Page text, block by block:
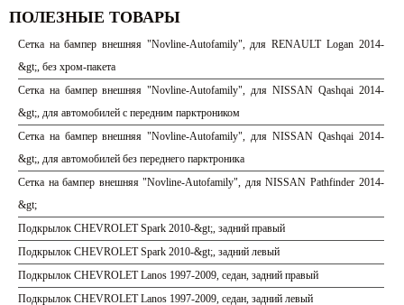
ПОЛЕЗНЫЕ ТОВАРЫ
Сетка на бампер внешняя "Novline-Autofamily", для RENAULT Logan 2014-
&gt;, без хром-пакета
Сетка на бампер внешняя "Novline-Autofamily", для NISSAN Qashqai 2014-
&gt;, для автомобилей с передним парктроником
Сетка на бампер внешняя "Novline-Autofamily", для NISSAN Qashqai 2014-
&gt;, для автомобилей без переднего парктроника
Сетка на бампер внешняя "Novline-Autofamily", для NISSAN Pathfinder 2014-
&gt;
Подкрылок CHEVROLET Spark 2010-&gt;, задний правый
Подкрылок CHEVROLET Spark 2010-&gt;, задний левый
Подкрылок CHEVROLET Lanos 1997-2009, седан, задний правый
Подкрылок CHEVROLET Lanos 1997-2009, седан, задний левый